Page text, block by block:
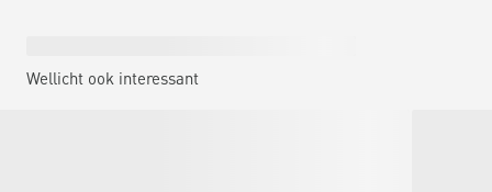
Wellicht ook interessant